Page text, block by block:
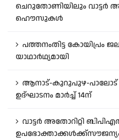
ചെറുതോണിയിലും വാട്ടർ
ഹൌസുകൾ
പത്തനംതിട്ട കോയിപ്രം
യാഥാർഥ്യമായി
ആനാട്‌-കുറുപുഴ-പാലോട്‌
ഉദ്ഘാടനം മാർച്ച് 14ന്
വാട്ടർ അതോറിറ്റി